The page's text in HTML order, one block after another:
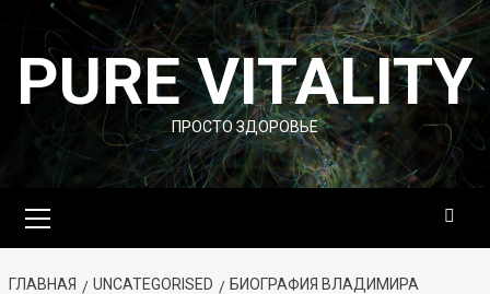
Перейти
содержимому
PURE VITALITY
ПРОСТО ЗДОРОВЬЕ
меню
ГЛАВНАЯ UNCATEGORISED
БИОГРАФИЯ ВЛАДИМИРА